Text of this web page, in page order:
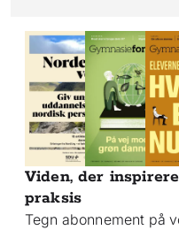
Viden, der
praksis
Tegn abonnement på